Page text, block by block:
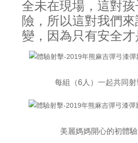
全未在現場，這對
險，所以這對我們
變，因為只有安全才
每組（6人）一起共同射
美麗媽媽開心的初體驗